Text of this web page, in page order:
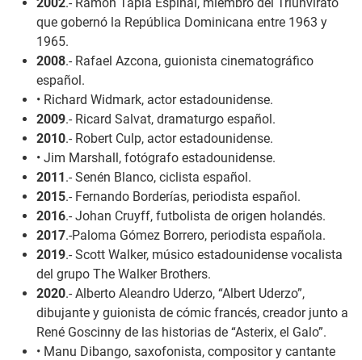
que gobernó la República Dominicana entre 1963 y
1965.
2008.- Rafael Azcona, guionista cinematográfico
español.
• Richard Widmark, actor estadounidense.
2009.- Ricard Salvat, dramaturgo español.
2010.- Robert Culp, actor estadounidense.
• Jim Marshall, fotógrafo estadounidense.
2011.- Senén Blanco, ciclista español.
2015.- Fernando Borderías, periodista español.
2016.- Johan Cruyff, futbolista de origen holandés.
2017.-Paloma Gómez Borrero, periodista española.
2019.- Scott Walker, músico estadounidense vocalista
del grupo The Walker Brothers.
2020.- Alberto Aleandro Uderzo, “Albert Uderzo”,
dibujante y guionista de cómic francés, creador junto a
René Goscinny de las historias de “Asterix, el Galo”.
• Manu Dibango, saxofonista, compositor y cantante